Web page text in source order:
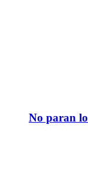
No paran